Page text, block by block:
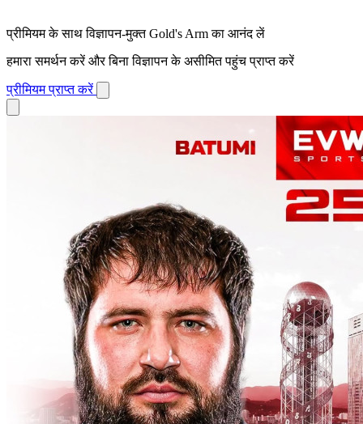
प्रीमियम के साथ विज्ञापन-मुक्त Gold's Arm का आनंद लें
हमारा समर्थन करें और बिना विज्ञापन के असीमित पहुंच प्राप्त करें
प्रीमियम प्राप्त करें